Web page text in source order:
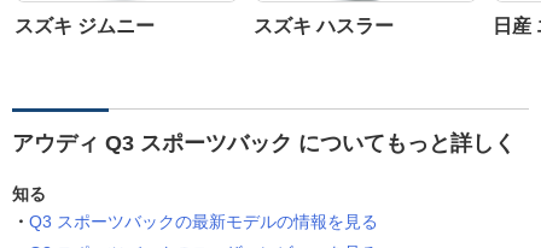
スズキ ジムニー スズキ ハスラー 日産
アウディ Q3 スポーツバック についてもっと詳しく
知る
Q3 スポーツバックの最新モデルの情報を見る